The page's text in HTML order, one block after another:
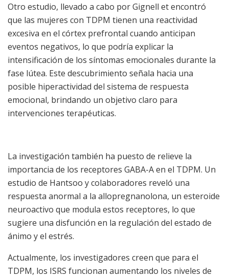
Otro estudio, llevado a cabo por Gignell et encontró
que las mujeres con TDPM tienen una reactividad
excesiva en el córtex prefrontal cuando anticipan
eventos negativos, lo que podría explicar la
intensificación de los síntomas emocionales durante la
fase lútea. Este descubrimiento señala hacia una
posible hiperactividad del sistema de respuesta
emocional, brindando un objetivo claro para
intervenciones terapéuticas.
La investigación también ha puesto de relieve la
importancia de los receptores GABA-A en el TDPM. Un
estudio de Hantsoo y colaboradores reveló una
respuesta anormal a la allopregnanolona, un esteroide
neuroactivo que modula estos receptores, lo que
sugiere una disfunción en la regulación del estado de
ánimo y el estrés.
Actualmente, los investigadores creen que para el
TDPM, los ISRS funcionan aumentando los niveles de